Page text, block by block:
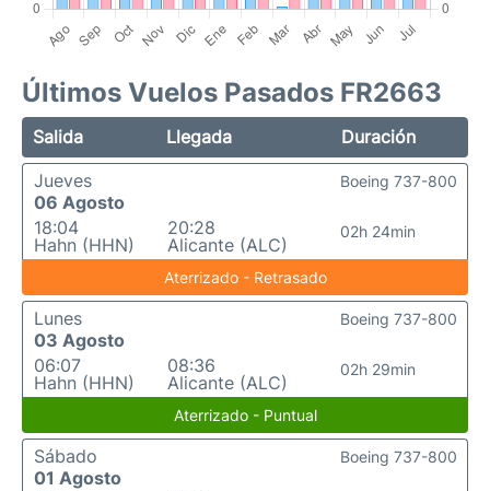
Últimos Vuelos Pasados FR2663
Salida Llegada
Duración
Jueves
06 Agosto
18:04
Hahn (HHN)
20:28
Alicante (ALC)
02h 24min
Boeing 737-800
Aterrizado - Retrasado
Lunes
03 Agosto
06:07
Hahn (HHN)
08:36
Alicante (ALC)
02h 29min
Boeing 737-800
Aterrizado - Puntual
Sábado
01 Agosto
Boeing 737-800